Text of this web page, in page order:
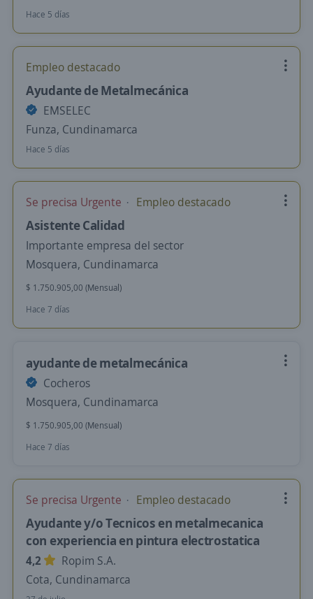
Hace 5 días
Empleo destacado
Ayudante de Metalmecánica
EMSELEC
Funza, Cundinamarca
Hace 5 días
Se precisa Urgente Empleo destacado
Asistente Calidad
Importante empresa del sector
Mosquera, Cundinamarca
$ 1.750.905,00 (Mensual)
Hace 7 días
ayudante de metalmecánica
Cocheros
Mosquera, Cundinamarca
$ 1.750.905,00 (Mensual)
Hace 7 días
Se precisa Urgente Empleo destacado
Ayudante y/o Tecnicos en metalmecanica
con experiencia en pintura electrostatica
4,2
Ropim S.A.
Cota, Cundinamarca